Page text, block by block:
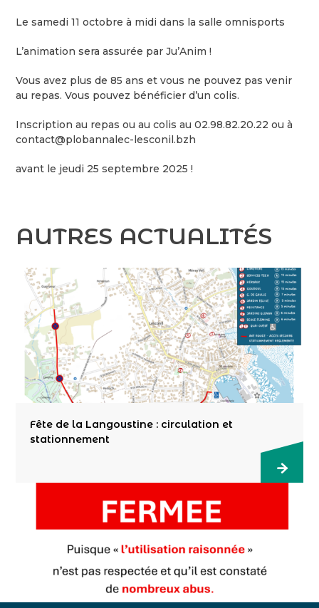
Le samedi 11 octobre à midi dans la salle omnisports
L’animation sera assurée par Ju’Anim !
Vous avez plus de 85 ans et vous ne pouvez pas venir
au repas. Vous pouvez bénéficier d’un colis.
Inscription au repas ou au colis au 02.98.82.20.22 ou à
contact@plobannalec-lesconil.bzh
avant le jeudi 25 septembre 2025 !
AUTRES ACTUALITÉS
Fête de la Langoustine : circulation et
stationnement